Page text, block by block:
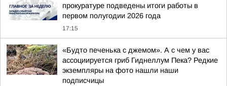
прокуратуре подведены итоги работы в
первом полугодии 2026 года
17:15
«Будто печенька с джемом». А с чем у вас
ассоциируется гриб Гиднеллум Пека? Редкие
экземпляры на фото нашли наши
подписчицы